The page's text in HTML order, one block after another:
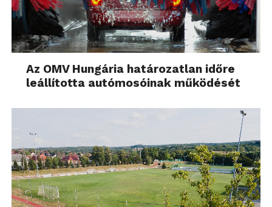
Az OMV Hungária határozatlan időre
leállította autómosóinak működését